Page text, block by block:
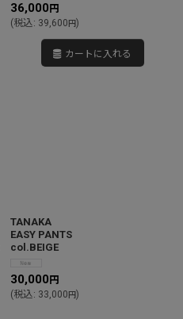
36,000 円
(税込: 39,600円)
カートに入れる
TANAKA
EASY PANTS
col.BEIGE
30,000 円
(税込: 33,000円)